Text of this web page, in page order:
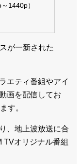
1440p）
が一新された
エティ番組やアイ
画を配信してお
す。
、地上波放送に合
TVオリジナル番組